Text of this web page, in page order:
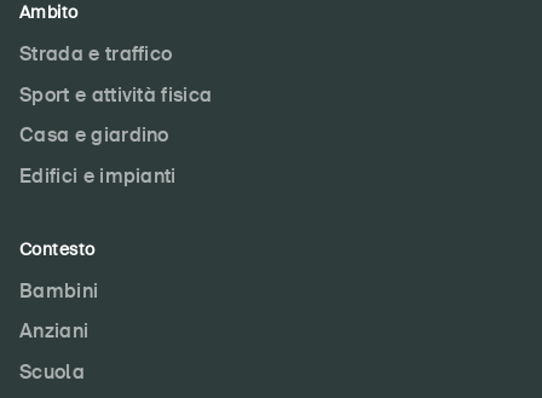
Home
Ambito
Strada e traffico
Sport e attività fisica
Casa e giardino
Edifici e impianti
Contesto
Bambini
Anziani
Scuola